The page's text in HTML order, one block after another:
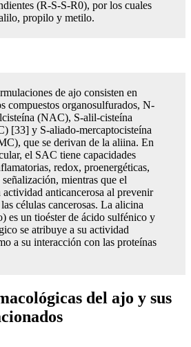
(R-S-S-R0), por los cuales
propilo y metilo.
de ajo consisten en
compuestos organosulfurados, N-
(NAC), S-alil-cisteína
[33] y S-aliado-mercaptocisteína
que se derivan de la aliina. En
el SAC tiene capacidades
redox, proenergéticas,
mientras que el
anticancerosa al prevenir
células cancerosas. La alicina
es un tioéster de ácido sulfénico y
se atribuye a su actividad
a su interacción con las proteínas
del ajo y sus